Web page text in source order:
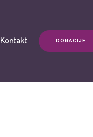
DONACIJE
Kontakt